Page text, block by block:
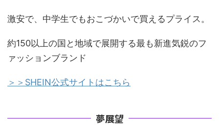
激安で、中学生でもおこづかいで買えるプライス。
約150以上の国と地域で展開する最も新進気鋭のフ
ァッションブランド
＞＞SHEIN公式サイトはこちら
夢展望